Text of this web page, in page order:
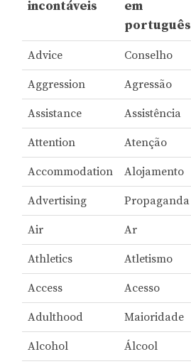
incontáveis
em
português
Advice Conselho
Aggression Agressão
Assistance Assistência
Attention Atenção
Accommodation Alojamento
Advertising Propaganda
Air Ar
Athletics Atletismo
Access Acesso
Adulthood Maioridade
Alcohol Álcool